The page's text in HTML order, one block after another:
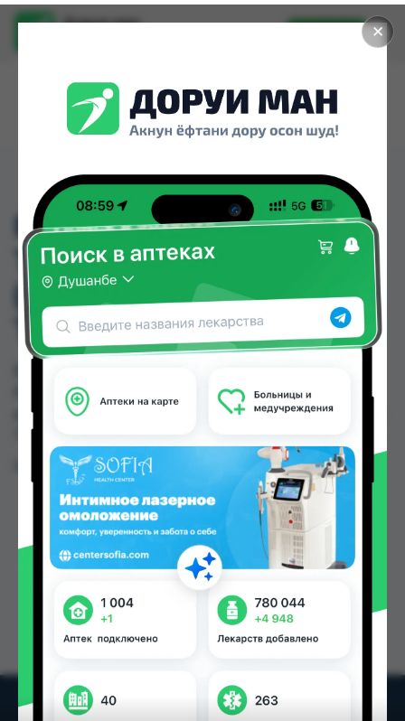
✕
Доруи ман
Установить
BAD HELB.
THROAT+PHAR. TEA-8
(HALS-UND RACHEN
TEE)
RACHEN TEE) можно купить или заказать в
аптеках, Дорухона Олмони №2 по цене от 30.00
Цена: от30.00 TJS